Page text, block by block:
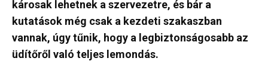
károsak lehetnek a szervezetre, és bár a
kutatások még csak a kezdeti szakaszban
vannak, úgy tűnik, hogy a legbiztonságosabb az
üdítőről való teljes lemondás.